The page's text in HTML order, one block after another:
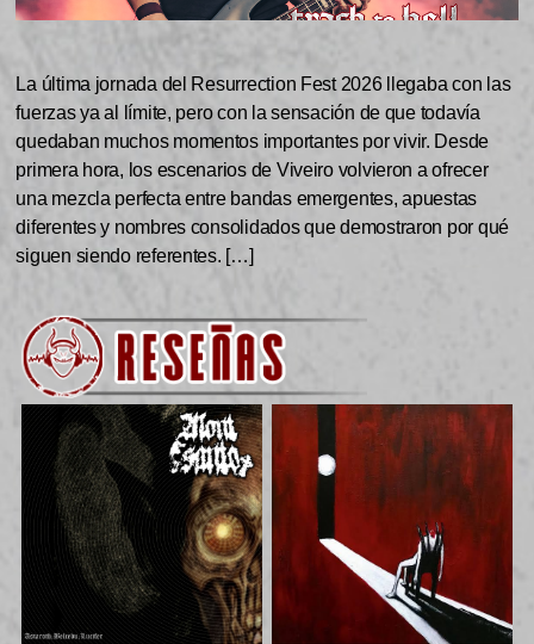
La última jornada del Resurrection Fest 2026 llegaba con las
fuerzas ya al límite, pero con la sensación de que todavía
quedaban muchos momentos importantes por vivir. Desde
primera hora, los escenarios de Viveiro volvieron a ofrecer
una mezcla perfecta entre bandas emergentes, apuestas
diferentes y nombres consolidados que demostraron por qué
siguen siendo referentes. […]